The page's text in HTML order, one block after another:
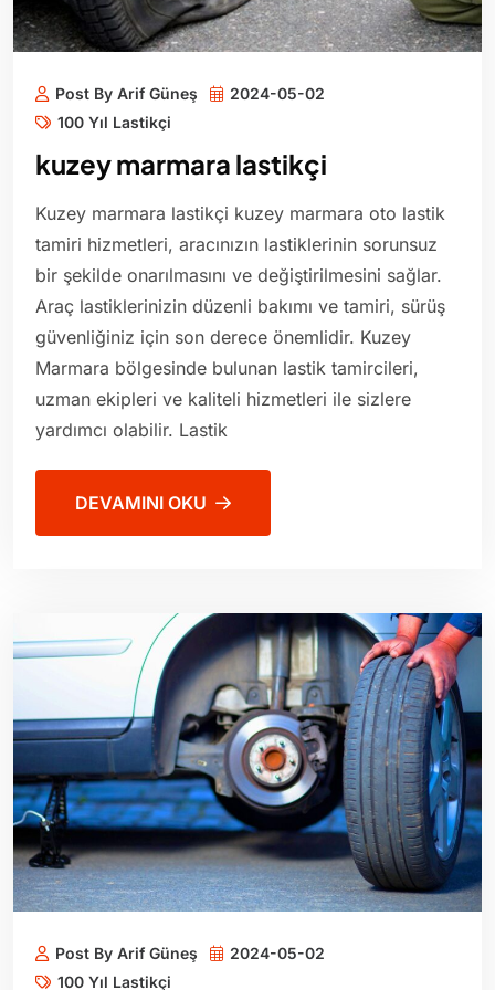
Post By Arif Güneş
2024-05-02
100 Yıl Lastikçi
kuzey marmara lastikçi
Kuzey marmara lastikçi kuzey marmara oto lastik
tamiri hizmetleri, aracınızın lastiklerinin sorunsuz
bir şekilde onarılmasını ve değiştirilmesini sağlar.
Araç lastiklerinizin düzenli bakımı ve tamiri, sürüş
güvenliğiniz için son derece önemlidir. Kuzey
Marmara bölgesinde bulunan lastik tamircileri,
uzman ekipleri ve kaliteli hizmetleri ile sizlere
yardımcı olabilir. Lastik
DEVAMINI OKU
Post By Arif Güneş
2024-05-02
100 Yıl Lastikçi